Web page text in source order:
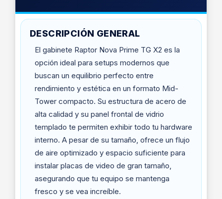
DESCRIPCIÓN GENERAL
El gabinete Raptor Nova Prime TG X2 es la
opción ideal para setups modernos que
buscan un equilibrio perfecto entre
rendimiento y estética en un formato Mid-
Tower compacto. Su estructura de acero de
alta calidad y su panel frontal de vidrio
templado te permiten exhibir todo tu hardware
interno. A pesar de su tamaño, ofrece un flujo
de aire optimizado y espacio suficiente para
instalar placas de video de gran tamaño,
asegurando que tu equipo se mantenga
fresco y se vea increíble.